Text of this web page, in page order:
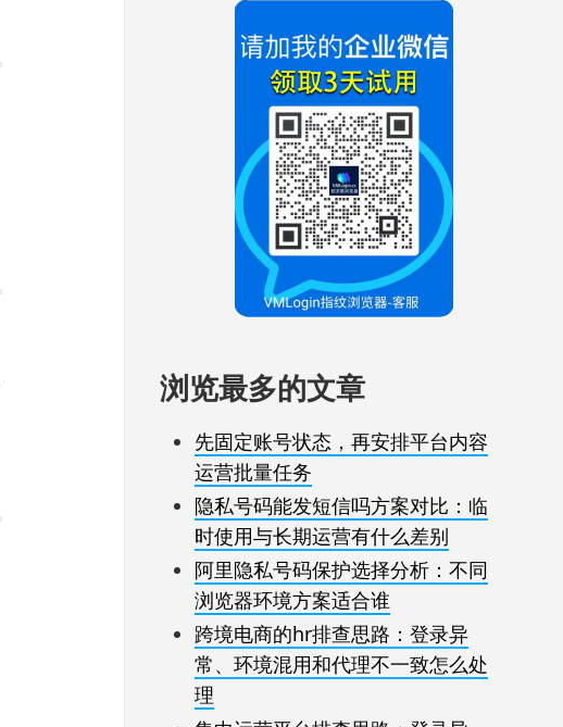
浏览最多的文章
先固定账号状态，再安排平台内容
运营批量任务
隐私号码能发短信吗方案对比：临
时使用与长期运营有什么差别
阿里隐私号码保护选择分析：不同
浏览器环境方案适合谁
跨境电商的hr排查思路：登录异
常、环境混用和代理不一致怎么处
理